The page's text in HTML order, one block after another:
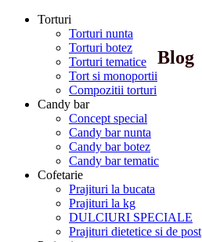
Torturi
Torturi nunta
Torturi botez
Torturi tematice
Tort si monoportii
Compozitii torturi
Candy bar
Concept special
Candy bar nunta
Candy bar botez
Candy bar tematic
Cofetarie
Prajituri la bucata
Prajituri la kg
DULCIURI SPECIALE
Prajituri dietetice si de post
Blog